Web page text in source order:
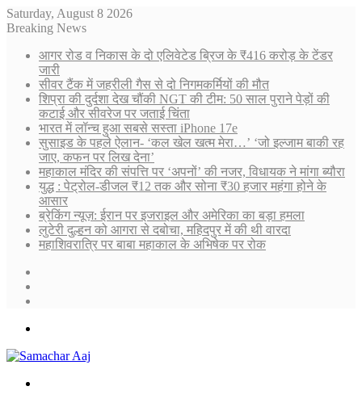
Saturday, August 8 2026
Breaking News
आगर रोड व निकास के दो एलिवेटेड ब्रिज के ₹416 करोड़ के टेंडर
जारी
सीवर टैंक में जहरीली गैस से दो निगमकर्मियों की मौत
शिप्रा की दुर्दशा देख चौंकी NGT की टीम: 50 साल पुराने पेड़ों की
कटाई और सीवरेज पर जताई चिंता
भारत में लॉन्च हुआ सबसे सस्ता iPhone 17e
सुसाइड के पहले ऐलान- ‘कल खेल खत्म मेरा…’ ‘जो इल्जाम बाकी रह
जाए, कफन पर लिख देना’
महाकाल मंदिर की संपत्ति पर ‘अपनों’ की नजर, विधायक ने मांगा ब्यौरा
युद्ध : पेट्रोल-डीजल ₹12 तक और सोना ₹30 हजार महंगा होने के
आसार
ब्रेकिंग न्यूज़: ईरान पर इजराइल और अमेरिका का बड़ा हमला
लुटेरी दुल्हन को आगरा से दबोचा, महिदपुर में की थी वारदा
महाशिवरात्रि पर बाबा महाकाल के अभिषेक पर रोक